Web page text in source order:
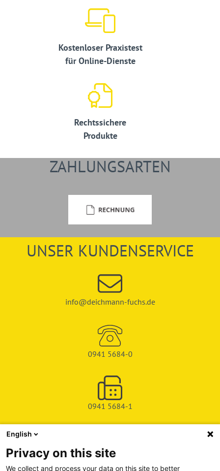
Kostenloser Praxistest
für Online-Dienste
Rechtssichere
Produkte
ZAHLUNGSARTEN
UNSER KUNDENSERVICE
info@deichmann-fuchs.de
0941 5684-0
0941 5684-1
SHOP
SERVICE & SUPPORT
English
Privacy on this site
We collect and process your data on this site to better